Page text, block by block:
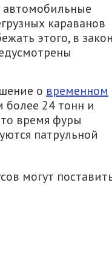
автомобильные
караванов
этого, в
о временном
более 24 тонн и
время фуры
патрульной
могут